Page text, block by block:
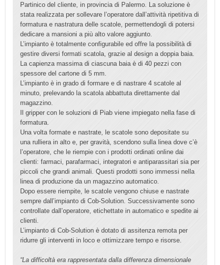
Partinico del cliente, in provincia di Palermo. La soluzione è
stata realizzata per sollevare l’operatore dall’attività ripetitiva di
formatura e nastratura delle scatole, permettendogli di potersi
dedicare a mansioni a più alto valore aggiunto.
L’impianto è totalmente configurabile ed offre la possibilità di
gestire diversi formati scatola, grazie al design a doppia baia.
La capienza massima di ciascuna baia è di 40 pezzi con
spessore del cartone di 5 mm.
L’impianto è in grado di formare e di nastrare 4 scatole al
minuto, prelevando la scatola abbattuta direttamente dal
magazzino.
Il gripper con le soluzioni di Piab viene impiegato nella fase di
formatura.
Una volta formate e nastrate, le scatole sono depositate su
una rulliera in alto e, per gravità, scendono sulla linea dove c’è
l’operatore, che le riempie con i prodotti ordinati online dai
clienti: farmaci, parafarmaci, integratori e antiparassitari sia per
piccoli che grandi animali. Questi prodotti sono immessi nella
linea di produzione da un magazzino automatico.
Dopo essere riempite, le scatole vengono chiuse e nastrate
sempre dall’impianto di Cob-Solution. Successivamente sono
controllate dall’operatore, etichettate in automatico e spedite ai
clienti.
L’impianto di Cob-Solution è dotato di assitenza remota per
ridurre gli interventi in loco e ottimizzare tempo e risorse.
“La difficoltà era rappresentata dalla differenza dimensionale